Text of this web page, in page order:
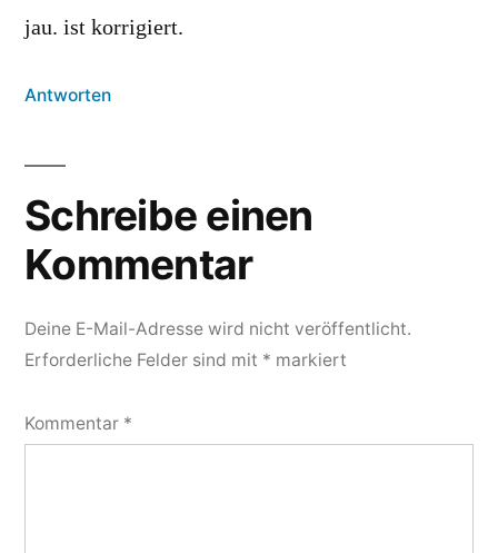
jau. ist korrigiert.
Antworten
Schreibe einen
Kommentar
Deine E-Mail-Adresse wird nicht veröffentlicht.
Erforderliche Felder sind mit * markiert
Kommentar *